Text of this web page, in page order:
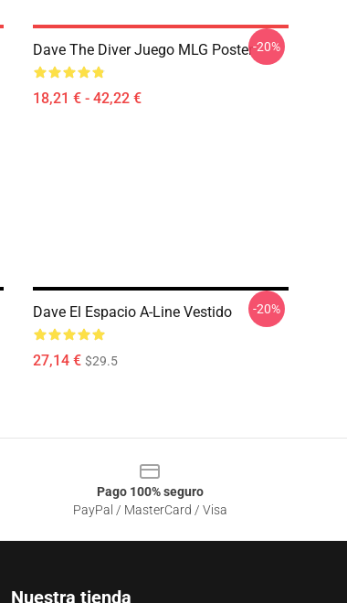
Dave The Diver Juego MLG Poster
18,21 € - 42,22 €
-20%
Dave El Espacio A-Line Vestido
27,14 € $29.5
-20%
Pago 100% seguro
PayPal / MasterCard / Visa
Nuestra tienda